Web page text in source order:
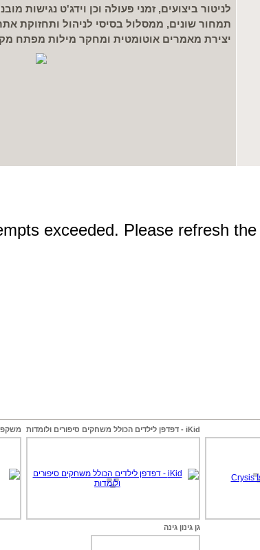
לניטור ביצועים, זמני פעולה וכן וידג'ט נגישות
תמחור שונים, ממסלול בסיסי לניהול ותחזוקת
יצירת מאמרים אוטומטית ומחקר מילות מפתח
iKid - דפדפן לילדים הכולל משחקים סיפורים ולומדות
גן גינון גינה